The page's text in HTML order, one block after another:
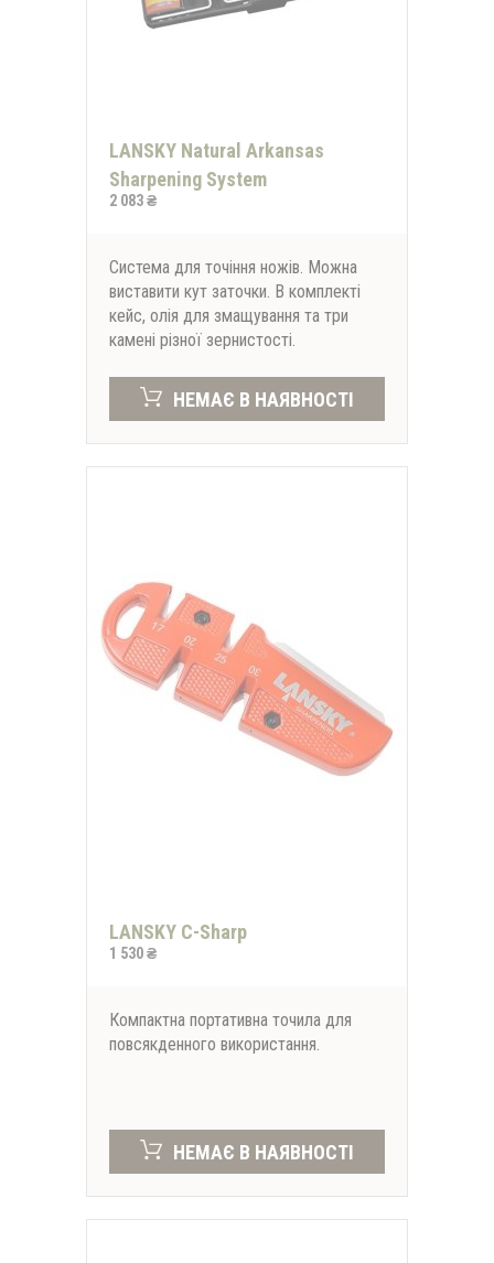
LANSKY Natural Arkansas
Sharpening System
2 083 ₴
Система для точіння ножів. Можна
виставити кут заточки. В комплекті
кейс, олія для змащування та три
камені різної зернистості.
НЕМАЄ В НАЯВНОСТІ
LANSKY C-Sharp
1 530 ₴
Компактна портативна точила для
повсякденного використання.
НЕМАЄ В НАЯВНОСТІ